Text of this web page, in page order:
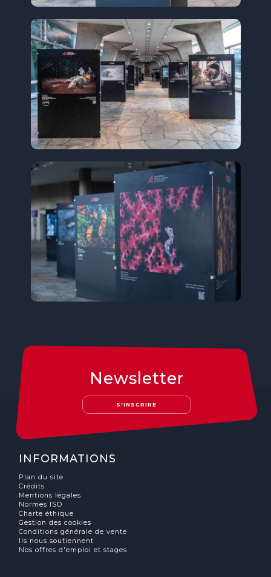
Newsletter
S'INSCRIRE
INFORMATIONS
Plan du site
Crédits
Mentions légales
Normes ISO
Charte éthique
Gestion des cookies
Conditions générale de vente
Ils nous soutiennent
Nos offres d'emploi et stages